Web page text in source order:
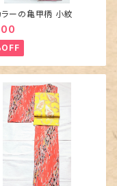
ラーの亀甲柄 小紋